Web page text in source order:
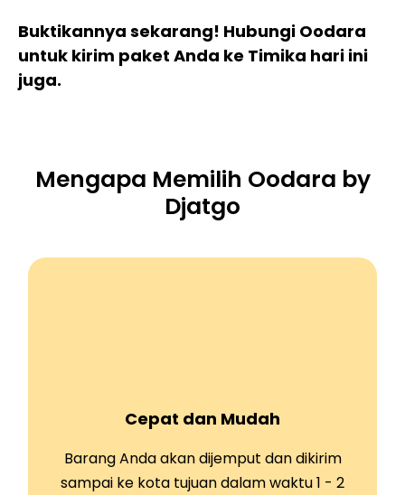
Buktikannya sekarang! Hubungi Oodara
untuk kirim paket Anda ke Timika hari ini
juga.
Mengapa Memilih Oodara by
Djatgo
Cepat dan Mudah
Barang Anda akan dijemput dan dikirim
sampai ke kota tujuan dalam waktu 1 - 2